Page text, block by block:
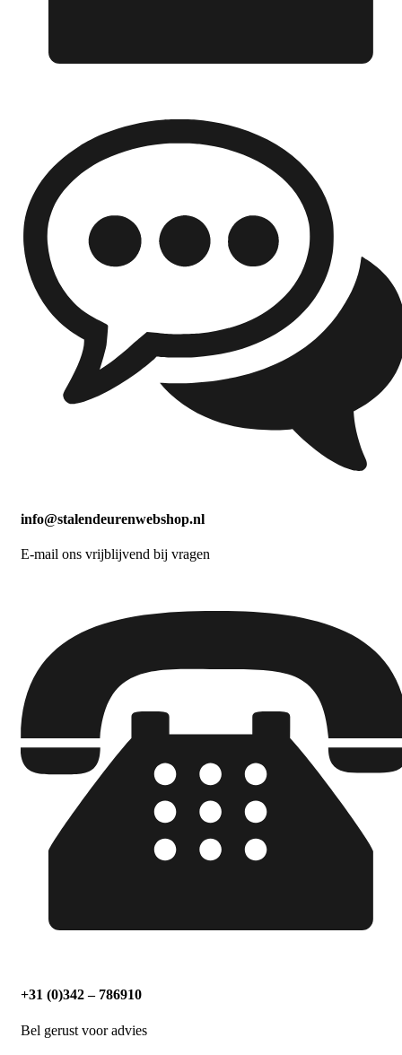
info@stalendeurenwebshop.nl
E-mail ons vrijblijvend bij vragen
+31 (0)342 – 786910
Bel gerust voor advies